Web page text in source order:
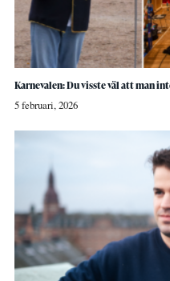
Karnevalen: Du visste väl att man
5 februari, 2026